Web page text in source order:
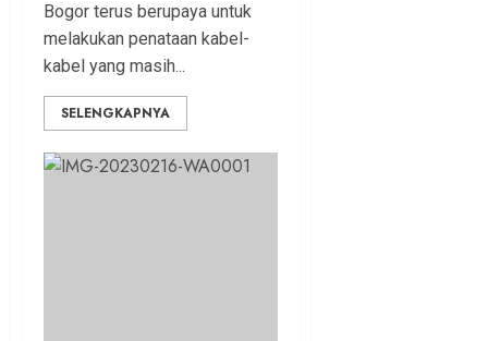
Bogor terus berupaya untuk
melakukan penataan kabel-
kabel yang masih...
SELENGKAPNYA